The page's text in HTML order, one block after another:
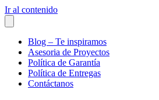
Ir al contenido
Blog – Te inspiramos
Asesoria de Proyectos
Política de Garantía
Política de Entregas
Contáctanos